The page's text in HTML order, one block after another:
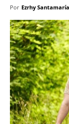
Por Ezrhy Santamaría